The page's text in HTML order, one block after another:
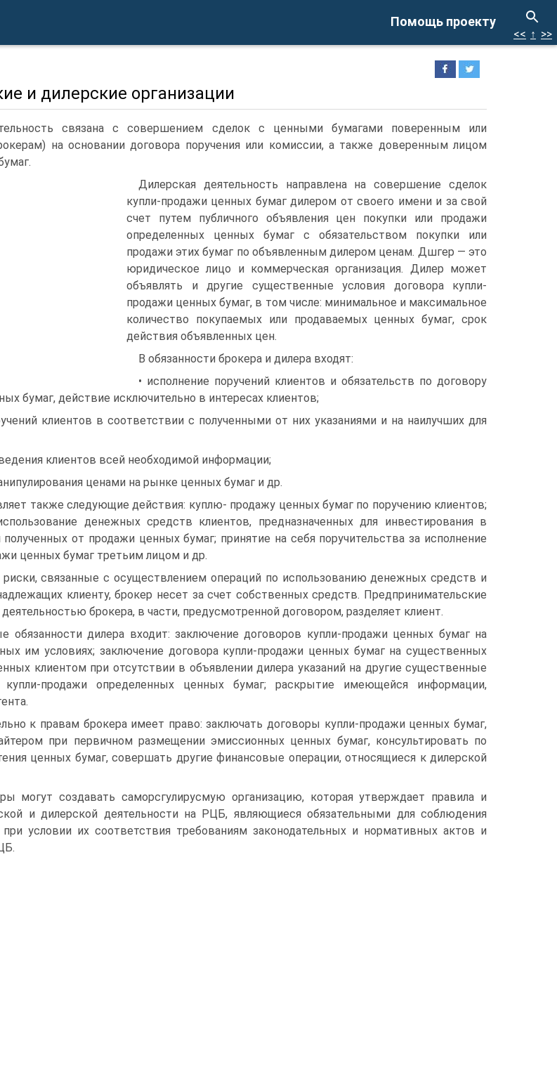
Помощь проекту
<< ↑ >>
и дилерские организации
связана с совершением сделок с цен­ными бумагами поверенным или
на ос­новании договора поручения или комиссии, а также доверенным лицом
Дилерская деятельность направлена на совершение сделок
куп­ли-продажи ценных бумаг дилером от своего имени и за свой
счет путем публичного объявления цен покупки или продажи
опреде­ленных ценных бумаг с обязательством покупки или
продажи этих бумаг по объявленным дилером ценам. Дшгер — это
юридическое лицо и коммерческая организация. Дилер может
объявлять и другие существенные условия договора купли-
продажи ценных бумаг, в том числе: минимальное и максимальное
количество покупаемых или продаваемых ценных бумаг, срок
действия объявленных цен.
В обязанности брокера и дилера входят:
• исполнение поручений клиентов и обязательств по договору
бумаг, действие исключительно в интересах клиентов;
клиентов в соответствии с получен­ными от них указаниями и на наилучших для
клиентов всей необходимой инфор­мации;
ценами на рынке ценных бумаг и др.
также следующие действия: куплю- продажу ценных бумаг по поручению клиентов;
денежных средств клиентов, предназначенных для инвестирования в
от продажи цен­ных бумаг; принятие на себя поручительства за исполнение
ценных бумаг третьим лицом и др.
связанные с осуществлением операций по использованию денежных средств и
клиенту, брокер несет за счет собственных средств. Предпри­нимательские
брокера, в части, предусмотренной договором, разделяет клиент.
обязанности дилера входит: заключение до­говоров купли-продажи ценных бумаг на
им условиях; заключение договора купли-продажи ценных бумаг на существенных
клиентом при отсутствии в объявлении дилера указаний на другие существенные
купли-продажи определенных ценных бумаг; раскрытие имеющейся информации,
к правам брокера имеет право: заключать договоры купли-продажи ценных бумаг,
при первичном размещении эмиссионных ценных бумаг, консуль­тировать по
ценных бумаг, совершать дру­гие финансовые операции, относящиеся к дилерской
могут создавать саморсгулирусмую организа­цию, которая утверждает правила и
и дилер­ской деятельности на РЦБ, являющиеся обязательными для соблю­дения
условии их соответствия требованиям законодательных и нормативных актов и